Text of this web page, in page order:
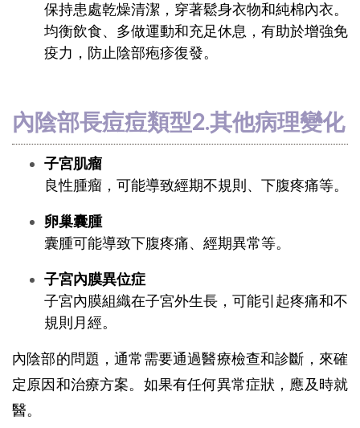
保持患處乾燥清潔，穿著鬆身衣物和純棉內衣。
均衡飲食、多做運動和充足休息，有助於增強免
疫力，防止陰部疱疹復發。
內陰部長痘痘類型2.其他病理變化
子宮肌瘤
良性腫瘤，可能導致經期不規則、下腹疼痛等。
卵巢囊腫
囊腫可能導致下腹疼痛、經期異常等。
子宮內膜異位症
子宮內膜組織在子宮外生長，可能引起疼痛和不
規則月經。
內陰部的問題，通常需要通過醫療檢查和診斷，來確
定原因和治療方案。如果有任何異常症狀，應及時就
醫。